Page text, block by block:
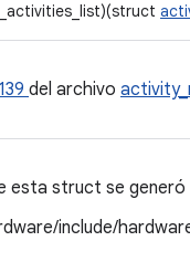
139 del archivo
esta struct se
include/